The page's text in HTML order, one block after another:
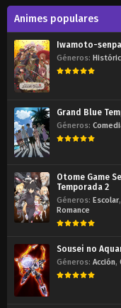
Animes populares
Iwamoto-
Géneros:
Grand Blue
Géneros:
Otome Game
Temporada 2
Géneros: Escolar,
Romance
Sousei no
Géneros: Acción,